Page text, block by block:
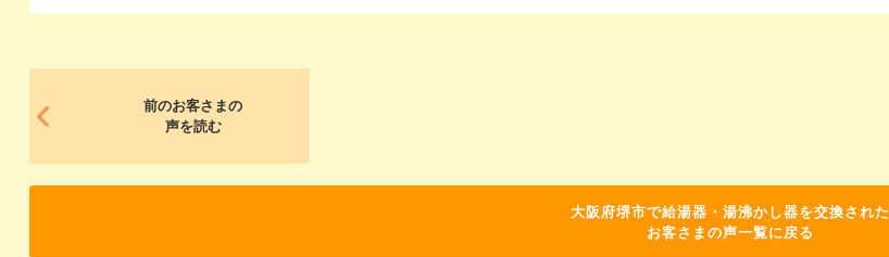
前のお客さまの
声を読む
大阪府堺市で給湯器・湯沸かし器を交換された
お客さまの声一覧に戻る